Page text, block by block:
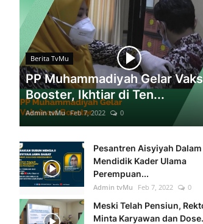
Berita TvMu
PP Muhammadiyah Gelar
Booster, Ikhtiar di Ten...
Admin tvMu Feb 7, 2022 0
Pesantren Aisyiyah Dalam
Mendidik Kader Ulama
Perempuan...
Admin tvMu Feb 7, 2022 0
Meski Telah Pensiun,
Minta Karyawan dan